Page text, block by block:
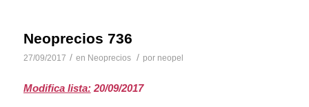
Neoprecios 736
27/09/2017 / en Neoprecios / por neopel
Modifica lista:20/09/2017